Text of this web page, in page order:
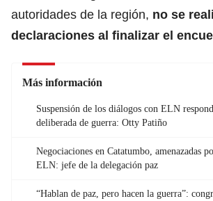
autoridades de la región, no se
declaraciones al finalizar el
Más información
Suspensión de los diálogos con ELN
deliberada de guerra: Otty Patiño
Negociaciones en Catatumbo, amenazadas
ELN: jefe de la delegación paz
“Hablan de paz, pero hacen la guerra”: